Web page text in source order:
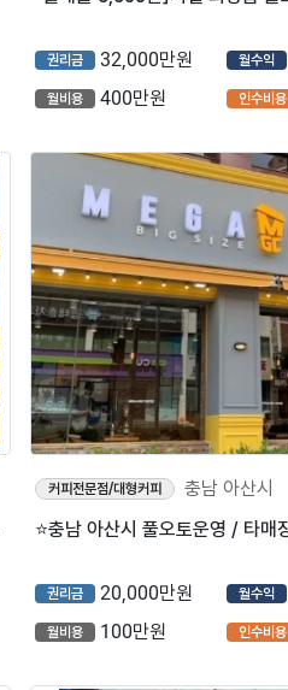
권리금 32,000만원 월수익
월비용 400만원 인수비용
커피전문점/대형커피
충남 아산시
권리금 20,000만원 월수익
월비용 100만원 인수비용